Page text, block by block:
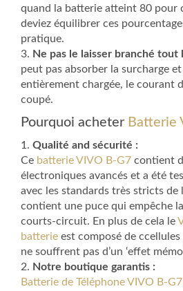
quand la batterie atteint 80 pour
deviez équilibrer ces
pratique.
3. Ne pas le laisser branché tout
peut pas absorber la surcharge
entièrement chargée, le courant
coupé.
Pourquoi acheter Batterie
1. Qualité and sécurité :
Ce batterie VIVO B-G7 contient
électroniques avancés et a été
avec les standards très stricts de
contient une puce qui empêche
courts-circuit. En plus de cela le
batterie est composé de
ne souffrent pas d’un ‘effet
2. Notre boutique garantis :
Batterie de Téléphone VIVO B-G7